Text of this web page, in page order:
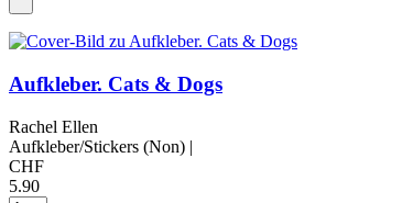
Aufkleber. Cats & Dogs
Rachel Ellen
Aufkleber/Stickers (Non) |
CHF
5.90